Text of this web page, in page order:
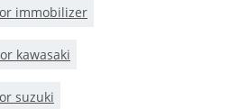
immobilizer
kawasaki
suzuki